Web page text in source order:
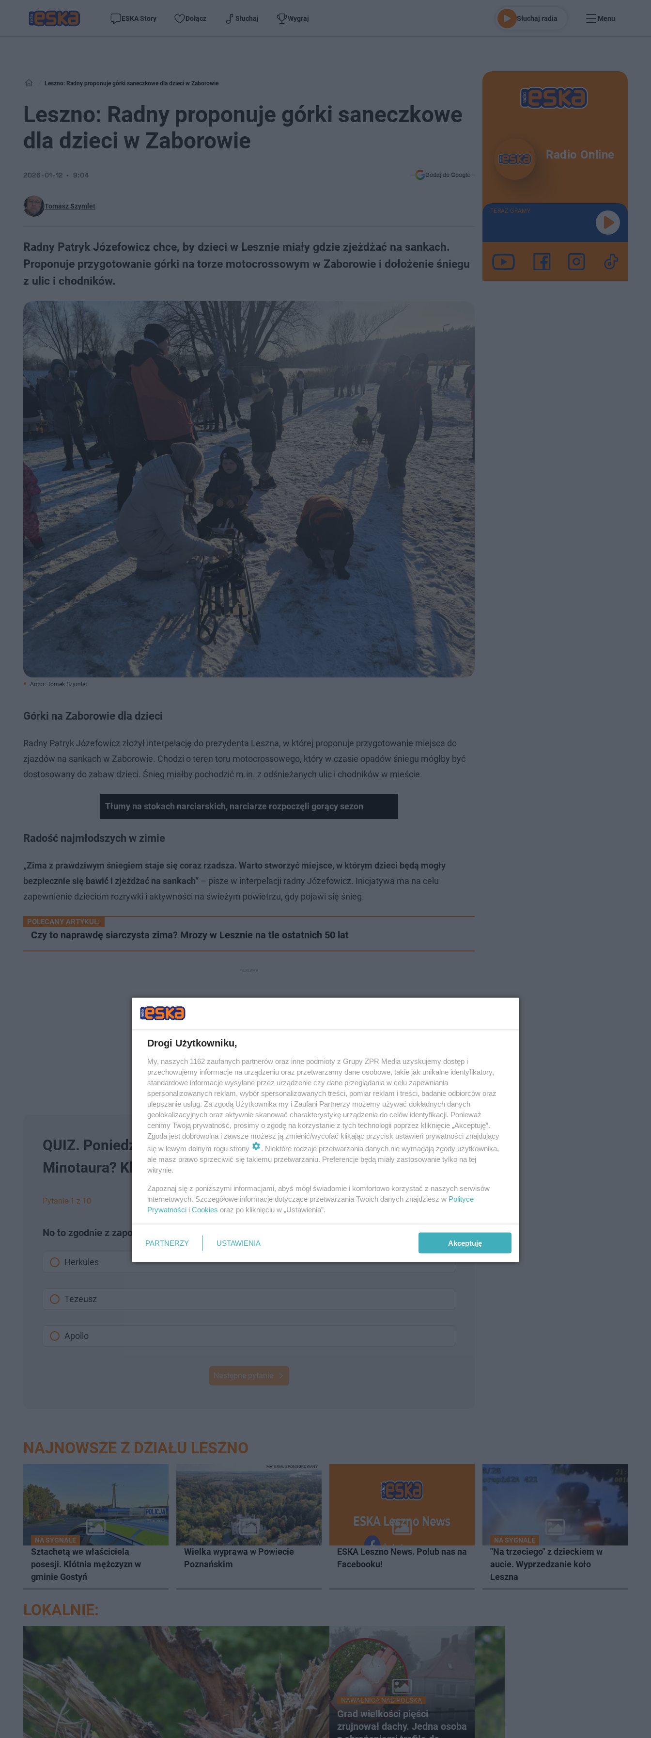
ESKA Story Dołącz Słuchaj Wygraj Słuchaj radia Menu
Leszno: Radny proponuje górki saneczkowe dla dzieci w Zaborowie
Leszno: Radny proponuje górki saneczkowe
dla dzieci w Zaborowie
Tomasz Szymlet
2026-01-12 9:04 Dodaj do Google
Radny Patryk Józefowicz chce, by dzieci w Lesznie miały gdzie zjeżdżać na sankach.
Proponuje przygotowanie górki na torze motocrossowym w Zaborowie i dołożenie śniegu
z ulic i chodników.
Autor: Tomek Szymlet
Górki na Zaborowie dla dzieci
Radny Patryk Józefowicz złożył interpelację do prezydenta Leszna, w której proponuje przygotowanie miejsca do
zjazdów na sankach w Zaborowie. Chodzi o teren toru motocrossowego, który w czasie opadów śniegu mógłby być
dostosowany do zabaw dzieci. Śnieg miałby pochodzić m.in. z odśnieżanych ulic i chodników w mieście.
Tłumy na stokach narciarskich, narciarze rozpoczęli gorący sezon
Radość najmłodszych w zimie
„Zima z prawdziwym śniegiem staje się coraz rzadsza. Warto stworzyć miejsce, w którym dzieci będą mogły
bezpiecznie się bawić i zjeżdżać na sankach” – pisze w interpelacji radny Józefowicz. Inicjatywa ma na celu
zapewnienie dzieciom rozrywki i aktywności na świeżym powietrzu, gdy pojawi się śnieg.
POLECANY ARTYKUŁ:
Czy to naprawdę siarczysta zima? Mrozy w Lesznie na tle ostatnich 50 lat
QUIZ. Poniedziałkowy test z wiedzy ogólnej. Wiesz, kto zabił
Minotaura? Klawo! Unikniesz 0/10!
Pytanie 1 z 10
No to zgodnie z zapowiedzią pytamy, kto zabił w labiryncie Minotaura?
Herkules
Tezeusz
Apollo
Następne pytanie
Radio Online
TERAZ GRAMY
NAJNOWSZE Z DZIAŁU LESZNO
NA SYGNALE
Sztachetą we właściciela
posesji. Kłótnia mężczyzn w
gminie Gostyń
Wielka wyprawa w Powiecie
Poznańskim
MATERIAŁ SPONSOROWANY
ESKA Leszno News. Polub nas na
Facebooku!
NA SYGNALE
"Na trzeciego" z dzieckiem w
aucie. Wyprzedzanie koło
Leszna
LOKALNIE:
NAWAŁNICA NAD POLSKĄ
Grad wielkości pięści
zrujnował dachy. Jedna osoba
Drogi Użytkowniku,
My, naszych 1162 zaufanych partnerów oraz inne podmioty z Grupy ZPR Media uzyskujemy dostęp i
przechowujemy informacje na urządzeniu oraz przetwarzamy dane osobowe, takie jak unikalne identyfikatory,
standardowe informacje wysyłane przez urządzenie czy dane przeglądania w celu zapewniania
spersonalizowanych reklam, wybór spersonalizowanych treści, pomiar reklam i treści, badanie odbiorców oraz
ulepszanie usług. Za zgodą Użytkownika my i Zaufani Partnerzy możemy używać dokładnych danych
geolokalizacyjnych oraz aktywnie skanować charakterystykę urządzenia do celów identyfikacji. Ponieważ
cenimy Twoją prywatność, prosimy o zgodę na korzystanie z tych technologii poprzez kliknięcie „Akceptuję”.
Zgoda jest dobrowolna i zawsze możesz ją zmienić/wycofać klikając przycisk ustawień prywatności znajdujący
się w lewym dolnym rogu strony
. Niektóre rodzaje przetwarzania danych nie wymagają zgody użytkownika,
ale masz prawo sprzeciwić się takiemu przetwarzaniu. Preferencje będą miały zastosowanie tylko na tej
witrynie.
Zapoznaj się z poniższymi informacjami, abyś mógł świadomie i komfortowo korzystać z naszych serwisów
internetowych. Szczegółowe informacje dotyczące przetwarzania Twoich danych znajdziesz w Polityce
Prywatności i Cookies oraz po kliknięciu w „Ustawienia”.
PARTNERZY USTAWIENIA Akceptuję